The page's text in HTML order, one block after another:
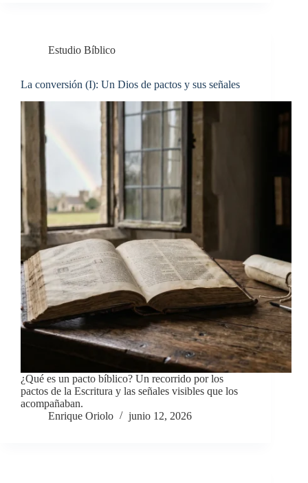
Estudio Bíblico
La conversión (I): Un Dios de pactos y sus señales
¿Qué es un pacto bíblico? Un recorrido por los
pactos de la Escritura y las señales visibles que los
acompañaban.
Enrique Oriolo
junio 12, 2026